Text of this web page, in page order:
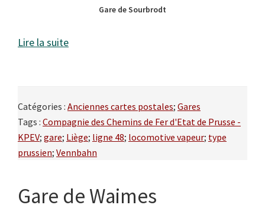
Gare de Sourbrodt
Lire la suite
Catégories : Anciennes cartes postales; Gares
Tags : Compagnie des Chemins de Fer d'Etat de Prusse -
KPEV; gare; Liège; ligne 48; locomotive vapeur; type
prussien; Vennbahn
Gare de Waimes